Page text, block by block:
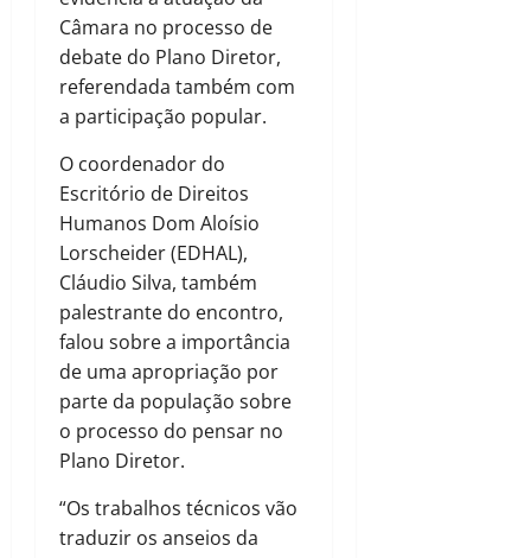
Câmara no processo de
debate do Plano Diretor,
referendada também com
a participação popular.
O coordenador do
Escritório de Direitos
Humanos Dom Aloísio
Lorscheider (EDHAL),
Cláudio Silva, também
palestrante do encontro,
falou sobre a importância
de uma apropriação por
parte da população sobre
o processo do pensar no
Plano Diretor.
“Os trabalhos técnicos vão
traduzir os anseios da